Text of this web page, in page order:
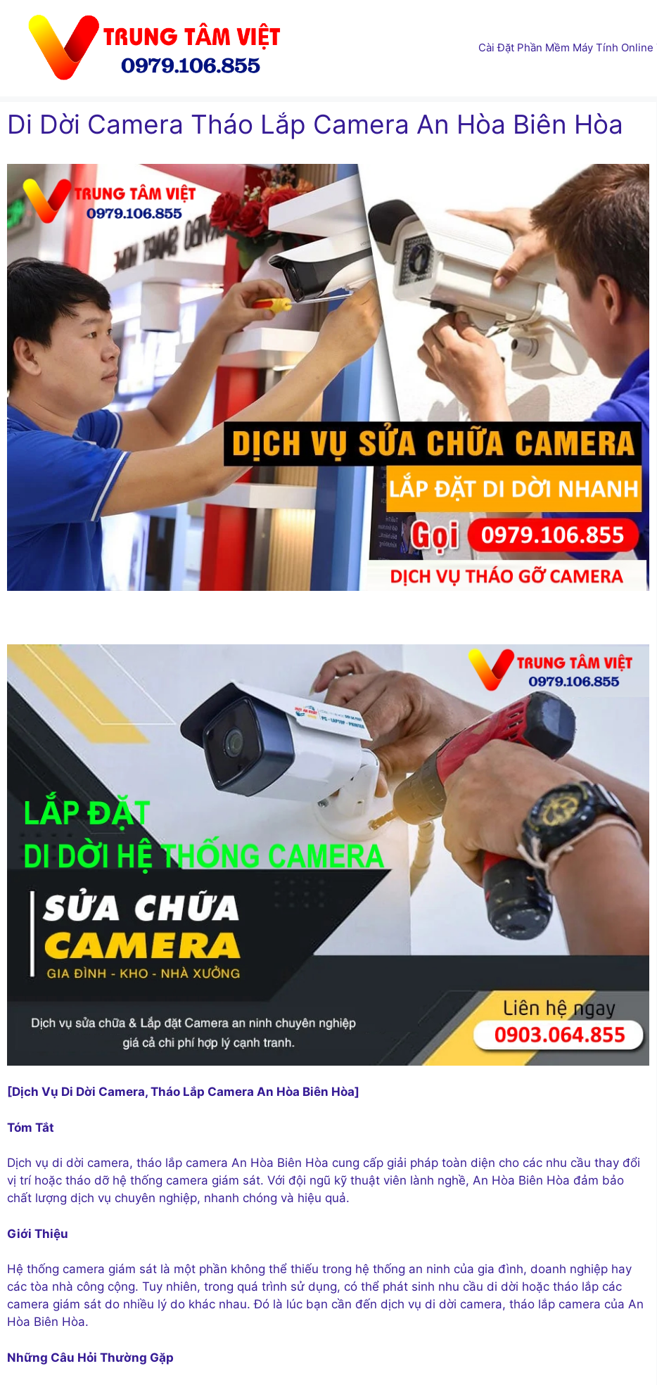
Cài Đặt Phần Mềm Máy Tính Online
Di Dời Camera Tháo Lắp Camera An Hòa Biên Hòa
[Dịch Vụ Di Dời Camera, Tháo Lắp Camera An Hòa Biên Hòa]
Tóm Tắt
Dịch vụ di dời camera, tháo lắp camera An Hòa Biên Hòa cung cấp giải pháp toàn diện cho các nhu cầu thay đổi
vị trí hoặc tháo dỡ hệ thống camera giám sát. Với đội ngũ kỹ thuật viên lành nghề, An Hòa Biên Hòa đảm bảo
chất lượng dịch vụ chuyên nghiệp, nhanh chóng và hiệu quả.
Giới Thiệu
Hệ thống camera giám sát là một phần không thể thiếu trong hệ thống an ninh của gia đình, doanh nghiệp hay
các tòa nhà công cộng. Tuy nhiên, trong quá trình sử dụng, có thể phát sinh nhu cầu di dời hoặc tháo lắp các
camera giám sát do nhiều lý do khác nhau. Đó là lúc bạn cần đến dịch vụ di dời camera, tháo lắp camera của An
Hòa Biên Hòa.
Những Câu Hỏi Thường Gặp